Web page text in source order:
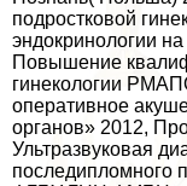
подростковой
эндокринологии
Повышение
гинекологии
оперативное
органов» 2012,
Ультразвуковая
последипломного